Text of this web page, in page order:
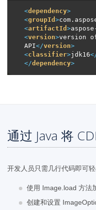
<dependency>
<groupId >
<artifactId >
<version>version
API</version>
<classifier>jdk16
</dependency>
通过 Java 将
开发人员只需几行代码即可
使用 Image.load 方法
创建和设置